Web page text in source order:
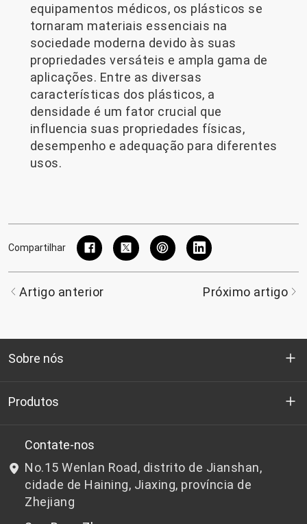
equipamentos médicos, os plásticos se
tornaram materiais essenciais na
sociedade moderna devido às suas
propriedades versáteis e ampla gama de
aplicações. Entre as diversas
características dos plásticos, a
densidade é um fator crucial que
influencia suas propriedades físicas,
desempenho e adequação para diferentes
usos.
Compartilhar
Artigo anterior Próximo artigo
Sobre nós
Quem somos
P&D
Notícias e Eventos
política de Privacidade
Produtos
Chips de PET de qualidade para garrafas
Chips de PET não adequados para garrafas
Contate-nos
No.15 Wenlan Road, distrito de Jianshan,
cidade de Haining, Jiaxing, província de
Zhejiang